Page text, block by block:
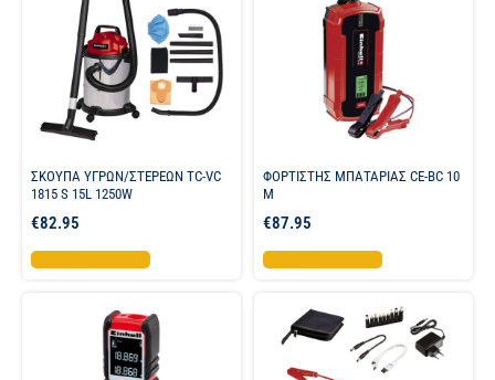
ΣΚΟΥΠΑ ΥΓΡΩΝ/ΣΤΕΡΕΩΝ TC-VC
1815 S 15L 1250W
€82.95
Προσθήκη στο καλάθι
ΦΟΡΤΙΣΤΗΣ ΜΠΑΤΑΡΙΑΣ CE-BC 10
M
€87.95
Προσθήκη στο καλάθι